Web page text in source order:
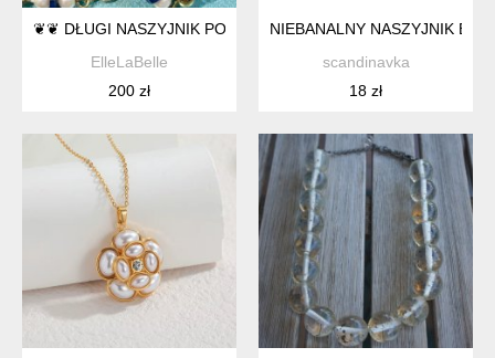
❦❦ DŁUGI NASZYJNIK POST ART DECO ❦❦
ElleLaBelle
200 zł
NIEBANALNY NASZYJNIK
scandinavka
18 zł